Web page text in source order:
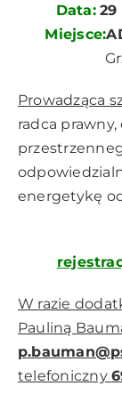
Data:
Miejsce:
Prowadząca
radca
energetykę
W razie
Pauliną
telefoniczny